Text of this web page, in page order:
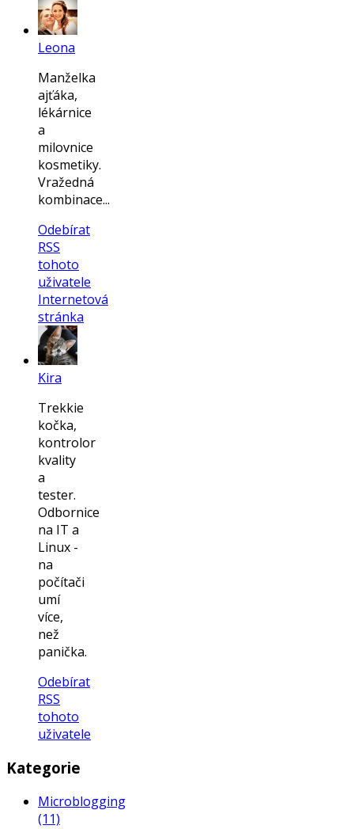
Leona
Manželka
ajťáka,
lékárnice
a
milovnice
kosmetiky.
Vražedná
kombinace...
Odebírat
RSS
tohoto
uživatele
Internetová
stránka
Kira
Trekkie
kočka,
kontrolor
kvality
a
tester.
Odbornice
na IT a
Linux -
na
počítači
umí
více,
než
panička.
Odebírat
RSS
tohoto
uživatele
Kategorie
Microblogging
(11)